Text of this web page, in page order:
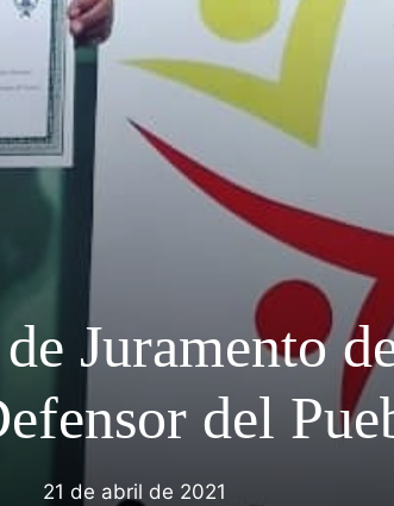
Juramento
del
21 de abril de 2021